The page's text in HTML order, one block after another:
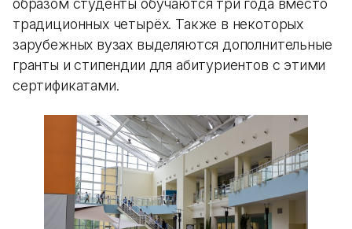
образом студенты обучаются три года вместо
традиционных четырёх. Также в некоторых
зарубежных вузах выделяются дополнительные
гранты и стипендии для абитуриентов с этими
сертификатами.